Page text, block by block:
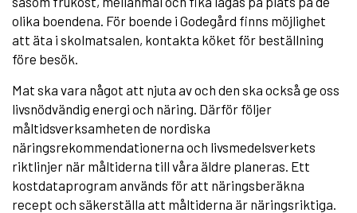
olika boendena. För boende i Godegård finns möjlighet
att äta i skolmatsalen, kontakta köket för beställning
före besök.
Mat ska vara något att njuta av och den ska också ge oss
livsnödvändig energi och näring. Därför följer
måltidsverksamheten de nordiska
näringsrekommendationerna och livsmedelsverkets
riktlinjer när måltiderna till våra äldre planeras. Ett
kostdataprogram används för att näringsberäkna
recept och säkerställa att måltiderna är näringsriktiga.